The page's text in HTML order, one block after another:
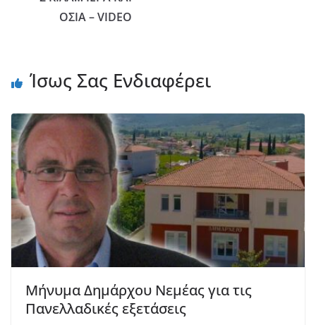
ΟΣΙΑ – VIDEO
Ίσως Σας Ενδιαφέρει
Μήνυμα Δημάρχου Νεμέας για τις
Πανελλαδικές εξετάσεις